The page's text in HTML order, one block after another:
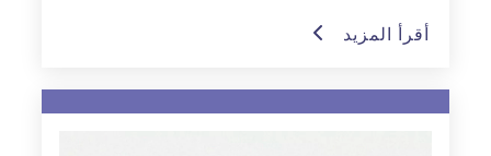
أقرأ المزيد